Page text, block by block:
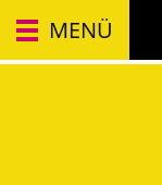
MENÜ